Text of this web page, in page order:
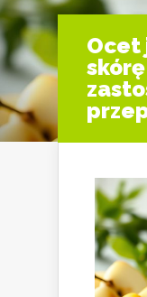
Ocet